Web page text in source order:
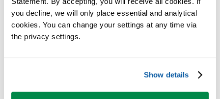
you decline, we will only place essential and analytical
cookies. You can change your settings at any time via
the privacy settings.
Show details